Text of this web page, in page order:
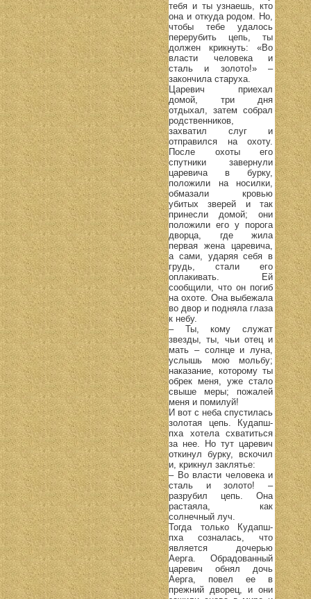
тебя и ты узнаешь, кто
она и откуда родом. Но,
чтобы тебе удалось
перерубить цепь, ты
должен крикнуть: «Во
власти человека и
сталь и золото!» –
закончила старуха.
Царевич приехал
домой, три дня
отдыхал, затем собрал
родственников,
захватил слуг и
отправился на охоту.
После охоты его
спутники завернули
царевича в бурку,
положили на носилки,
обмазали кровью
убитых зверей и так
принесли домой; они
положили его у порога
дворца, где жила
первая жена царевича,
а сами, ударяя себя в
грудь, стали его
оплакивать. Ей
сообщили, что он погиб
на охоте. Она выбежала
во двор и подняла глаза
к небу.
– Ты, кому служат
звезды, ты, чьи отец и
мать – солнце и луна,
услышь мою мольбу;
наказание, которому ты
обрек меня, уже стало
свыше меры; пожалей
меня и помилуй!
И вот с неба спустилась
золотая цепь. Кудапш-
пха хотела схватиться
за нее. Но тут царевич
откинул бурку, вскочил
и, крикнул заклятье:
– Во власти человека и
сталь и золото! –
разрубил цепь. Она
растаяла, как
солнечный луч.
Тогда только Кудапш-
пха созналась, что
является дочерью
Аерга. Обрадованный
царевич обнял дочь
Аерга, повел ее в
прежний дворец, и они